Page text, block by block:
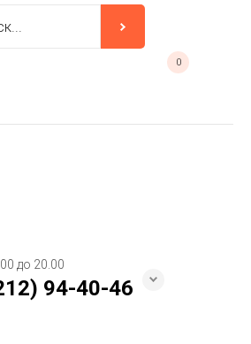
0
до 20.00
94-40-46